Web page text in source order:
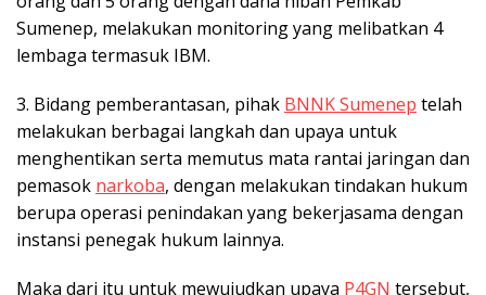
Sumenep, melakukan monitoring yang melibatkan 4
lembaga termasuk IBM.
3. Bidang pemberantasan, pihak BNNK Sumenep telah
melakukan berbagai langkah dan upaya untuk
menghentikan serta memutus mata rantai jaringan dan
pemasok narkoba, dengan melakukan tindakan hukum
berupa operasi penindakan yang bekerjasama dengan
instansi penegak hukum lainnya.
Maka dari itu untuk mewujudkan upaya P4GN tersebut,